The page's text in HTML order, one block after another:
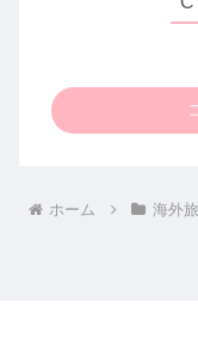
ホーム 海外